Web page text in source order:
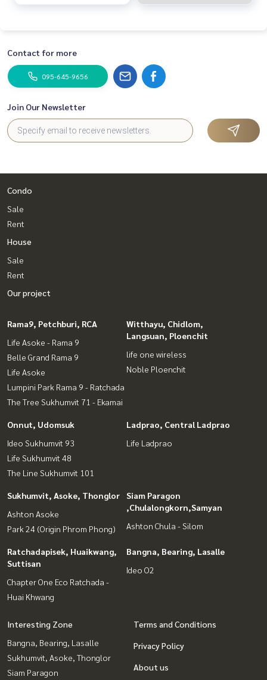
Contact for more
095-645-9656
Join Our Newsletter
Condo
Sale
Rent
House
Sale
Rent
Our project
Rama9, Petchburi, RCA
Life Asoke - Rama 9
Belle Grand Rama 9
Life Asoke
Lumpini Park Rama 9 - Ratchada
The Tree Sukhumvit 71 - Ekamai
Witthayu, Chidlom,
Langsuan, Ploenchit
life one wireless
Noble Ploenchit
Onnut, Udomsuk
Ideo Sukhumvit 93
Life Sukhumvit 48
The Line Sukhumvit 101
Ladprao, Central Ladprao
Life Ladprao
Sukhumvit, Asoke, Thonglor
Ashton Asoke
Park 24 (Origin Phrom Phong)
Siam Paragon
,Chulalongkorn,Samyan
Ashton Chula - Silom
Ratchadapisek, Huaikwang,
Suttisan
Chapter One Eco Ratchada -
Huai Khwang
Bangna, Bearing, Lasalle
Ideo O2
Interesting Zone
Bangna, Bearing, Lasalle
Sukhumvit, Asoke, Thonglor
Siam Paragon
Terms and Conditions
Privacy Policy
About us